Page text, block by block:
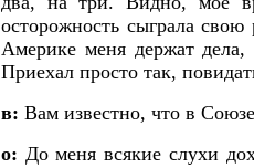
осторожность сыграла
Америке меня держат
Приехал просто так,
в: Вам известно, что в
о: До меня всякие слухи